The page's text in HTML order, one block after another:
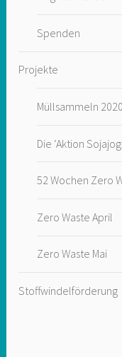
Spenden
Projekte
Müllsammeln 2020
Die ‘Aktion
52 Wochen Zero
Zero Waste April
Zero Waste Mai
Stoffwindelförderung